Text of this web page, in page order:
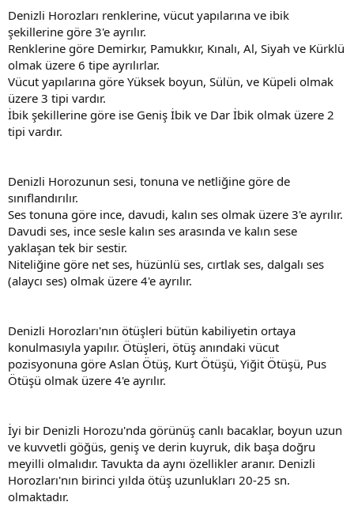
Denizli Horozları renklerine, vücut yapılarına ve ibik
şekillerine göre 3'e ayrılır.
Renklerine göre Demirkır, Pamukkır, Kınalı, Al, Siyah ve Kürklü
olmak üzere 6 tipe ayrılırlar.
Vücut yapılarına göre Yüksek boyun, Sülün, ve Küpeli olmak
üzere 3 tipi vardır.
İbik şekillerine göre ise Geniş İbik ve Dar İbik olmak üzere 2
tipi vardır.
Denizli Horozunun sesi, tonuna ve netliğine göre de
sınıflandırılır.
Ses tonuna göre ince, davudi, kalın ses olmak üzere 3'e ayrılır.
Davudi ses, ince sesle kalın ses arasında ve kalın sese
yaklaşan tek bir sestir.
Niteliğine göre net ses, hüzünlü ses, cırtlak ses, dalgalı ses
(alaycı ses) olmak üzere 4'e ayrılır.
Denizli Horozları'nın ötüşleri bütün kabiliyetin ortaya
konulmasıyla yapılır. Ötüşleri, ötüş anındaki vücut
pozisyonuna göre Aslan Ötüş, Kurt Ötüşü, Yiğit Ötüşü, Pus
Ötüşü olmak üzere 4'e ayrılır.
İyi bir Denizli Horozu'nda görünüş canlı bacaklar, boyun uzun
ve kuvvetli göğüs, geniş ve derin kuyruk, dik başa doğru
meyilli olmalıdır. Tavukta da aynı özellikler aranır. Denizli
Horozları'nın birinci yılda ötüş uzunlukları 20-25 sn.
olmaktadır.